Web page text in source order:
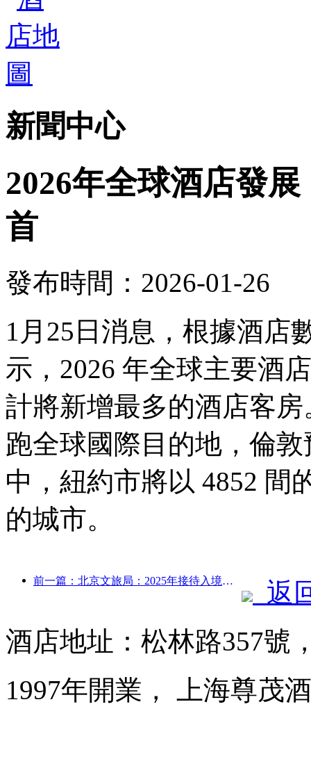
新聞中心
2026年全球酒店發
首
發布時間：2026-01-26
1月25日消息，根據酒店
示，2026 年全球主要酒
計將新增最多的酒店客
跑全球國際目的地，倫
中，紐約市將以 4852 間
的城市。
前一篇：北京文旅局：2025年接待入境游客548萬人次，同比增長39%
返
酒店地址：松林路357號
1997年開業， 上海尊